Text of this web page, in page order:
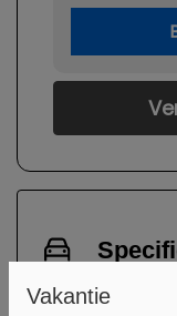
Kenteken
Vakantie